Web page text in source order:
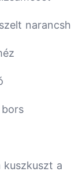
kuszkuszt a